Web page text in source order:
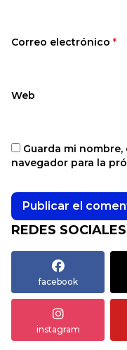
Correo electrónico *
Web
Guarda mi
navegador para la
REDES SOCIALES
facebook
instagram